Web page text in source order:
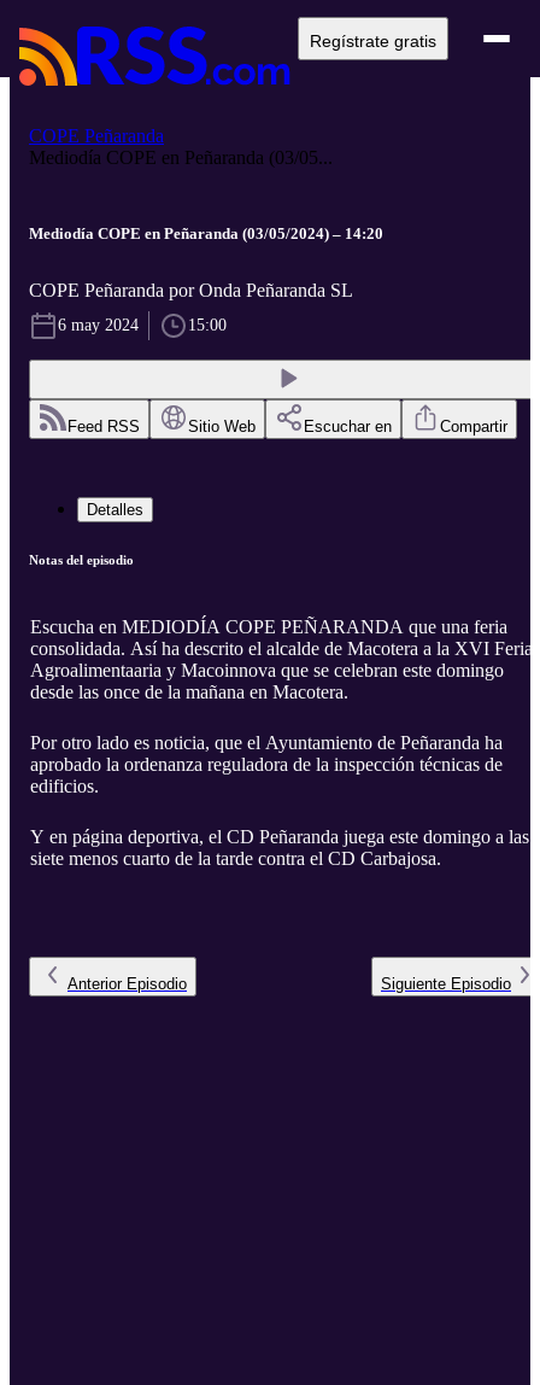
Regístrate gratis
COPE Peñaranda
Mediodía COPE en Peñaranda (03/05...
Mediodía COPE en Peñaranda (03/05/2024) – 14:20
COPE Peñaranda por Onda Peñaranda SL
6 may 2024 15:00
Feed RSS Sitio Web Escuchar en Compartir
Detalles
Notas del episodio
Escucha en MEDIODÍA COPE PEÑARANDA que una feria
consolidada. Así ha descrito el alcalde de Macotera a la XVI Feria
Agroalimentaaria y Macoinnova que se celebran este domingo
desde las once de la mañana en Macotera.
Por otro lado es noticia, que el Ayuntamiento de Peñaranda ha
aprobado la ordenanza reguladora de la inspección técnicas de
edificios.
Y en página deportiva, el CD Peñaranda juega este domingo a las
siete menos cuarto de la tarde contra el CD Carbajosa.
Anterior Episodio Siguiente Episodio